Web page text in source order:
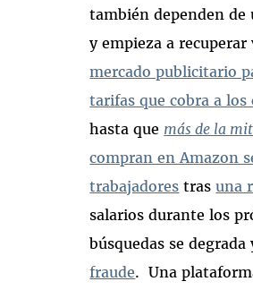
también dependen
y empieza a
mercado publicitario
tarifas que cobra a los
hasta que más de la
compran en Amazon
trabajadores trasuna
salarios durante los
búsquedas se
fraude. Una